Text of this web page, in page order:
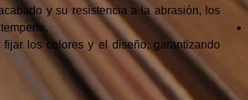
y su resistencia a la abrasión, los
los colores y el diseño, garantizando